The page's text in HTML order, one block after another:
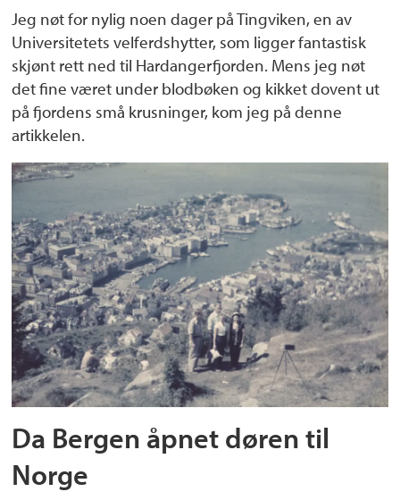
Jeg nøt for nylig noen dager på Tingviken, en av
Universitetets velferdshytter, som ligger fantastisk
skjønt rett ned til Hardangerfjorden. Mens jeg nøt
det fine været under blodbøken og kikket dovent ut
på fjordens små krusninger, kom jeg på denne
artikkelen.
Da Bergen åpnet døren til
Norge